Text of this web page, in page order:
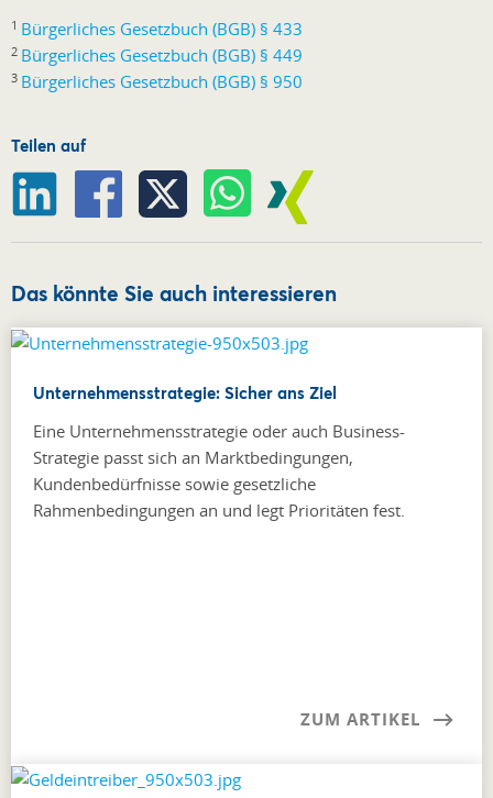
1 Bürgerliches Gesetzbuch (BGB) § 433
2 Bürgerliches Gesetzbuch (BGB) § 449
3 Bürgerliches Gesetzbuch (BGB) § 950
Teilen auf
Das könnte Sie auch interessieren
Unternehmensstrategie: Sicher ans Ziel
Eine Unternehmensstrategie oder auch Business-
Strategie passt sich an Marktbedingungen,
Kundenbedürfnisse sowie gesetzliche
Rahmenbedingungen an und legt Prioritäten fest.
ZUM ARTIKEL